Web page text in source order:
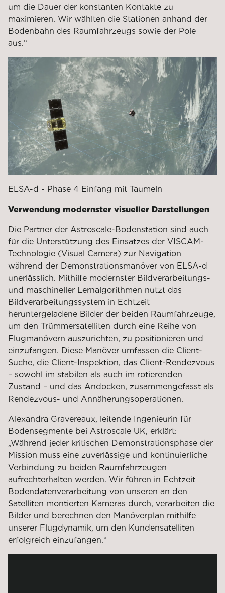
um die Dauer der konstanten Kontakte zu
maximieren. Wir wählten die Stationen anhand der
Bodenbahn des Raumfahrzeugs sowie der Pole
aus.“
ELSA-d - Phase 4 Einfang mit Taumeln
Verwendung modernster visueller Darstellungen
Die Partner der Astroscale-Bodenstation sind auch
für die Unterstützung des Einsatzes der VISCAM-
Technologie (Visual Camera) zur Navigation
während der Demonstrationsmanöver von ELSA-d
unerlässlich. Mithilfe modernster Bildverarbeitungs-
und maschineller Lernalgorithmen nutzt das
Bildverarbeitungssystem in Echtzeit
heruntergeladene Bilder der beiden Raumfahrzeuge,
um den Trümmersatelliten durch eine Reihe von
Flugmanövern auszurichten, zu positionieren und
einzufangen. Diese Manöver umfassen die Client-
Suche, die Client-Inspektion, das Client-Rendezvous
– sowohl im stabilen als auch im rotierenden
Zustand – und das Andocken, zusammengefasst als
Rendezvous- und Annäherungsoperationen.
Alexandra Gravereaux, leitende Ingenieurin für
Bodensegmente bei Astroscale UK, erklärt:
„Während jeder kritischen Demonstrationsphase der
Mission muss eine zuverlässige und kontinuierliche
Verbindung zu beiden Raumfahrzeugen
aufrechterhalten werden. Wir führen in Echtzeit
Bodendatenverarbeitung von unseren an den
Satelliten montierten Kameras durch, verarbeiten die
Bilder und berechnen den Manöverplan mithilfe
unserer Flugdynamik, um den Kundensatelliten
erfolgreich einzufangen.“